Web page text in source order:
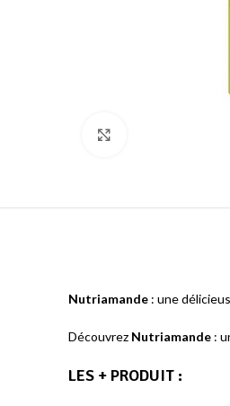
Nutriamande : une
Découvrez Nutriamande :
LES + PRODUIT :